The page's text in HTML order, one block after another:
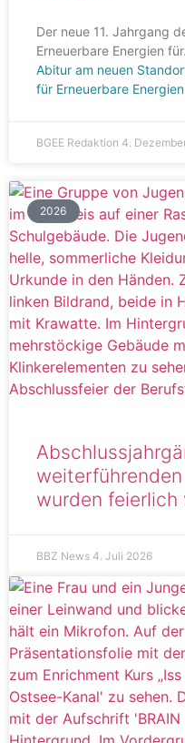
Der neue 11. Jahrgang
Erneuerbare Energien
Abitur am neuen
für Erneuerbare Energien
BGEE Redaktion 4.
2026
wurden
BBZ News 4. Juli 2026